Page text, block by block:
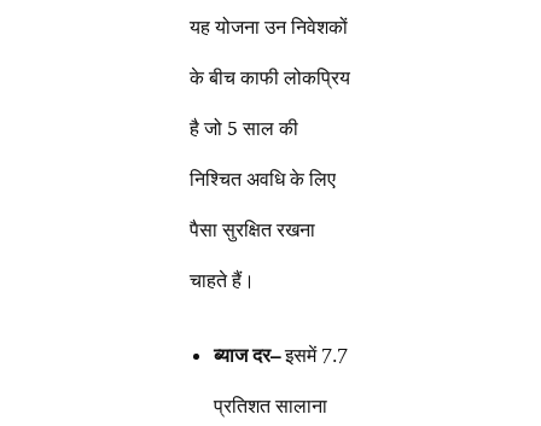
यह योजना उन निवेशकों
के बीच काफी लोकप्रिय
है जो 5 साल की
निश्चित अवधि के लिए
पैसा सुरक्षित रखना
चाहते हैं।
ब्याज दर–इसमें 7.7
प्रतिशत सालाना